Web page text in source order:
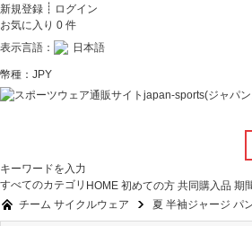
新規登録 ┊ ログイン
お気に入り 0 件
表示言語：
日本語
幣種： JPY
キーワードを入力
すべてのカテゴリ HOME 初めての方 共同購入品 期
チーム サイクルウェア
夏 半袖ジャージ パ